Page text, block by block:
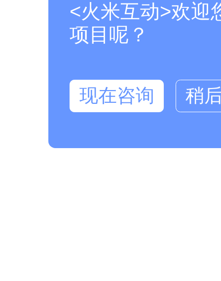
<火米互动>欢迎
项目呢？
现在咨询 稍